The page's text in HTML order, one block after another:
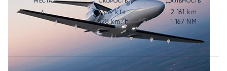
4 339kts
628km/h
2 161 km
1 167 NM